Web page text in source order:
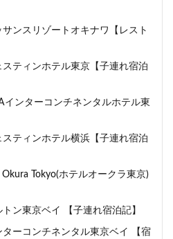
サンスリゾートオキナワ【レスト
スティンホテル東京【子連れ宿泊
インターコンチネンタルホテル東
スティンホテル横浜【子連れ宿泊
Okura Tokyo(ホテルオークラ東京)
ン東京ベイ 【子連れ宿泊記】
ターコンチネンタル東京ベイ 【宿